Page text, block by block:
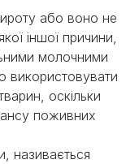
або воно не
іншої причини,
молочними
оскільки
поживних
називається